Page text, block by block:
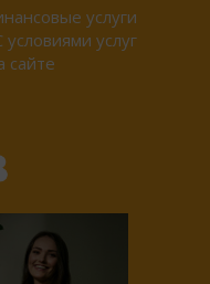
услуги
условиями услуг
сайте